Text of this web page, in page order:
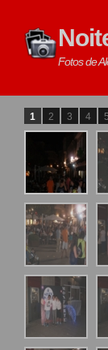
Fotos de
1 2 3 4 5